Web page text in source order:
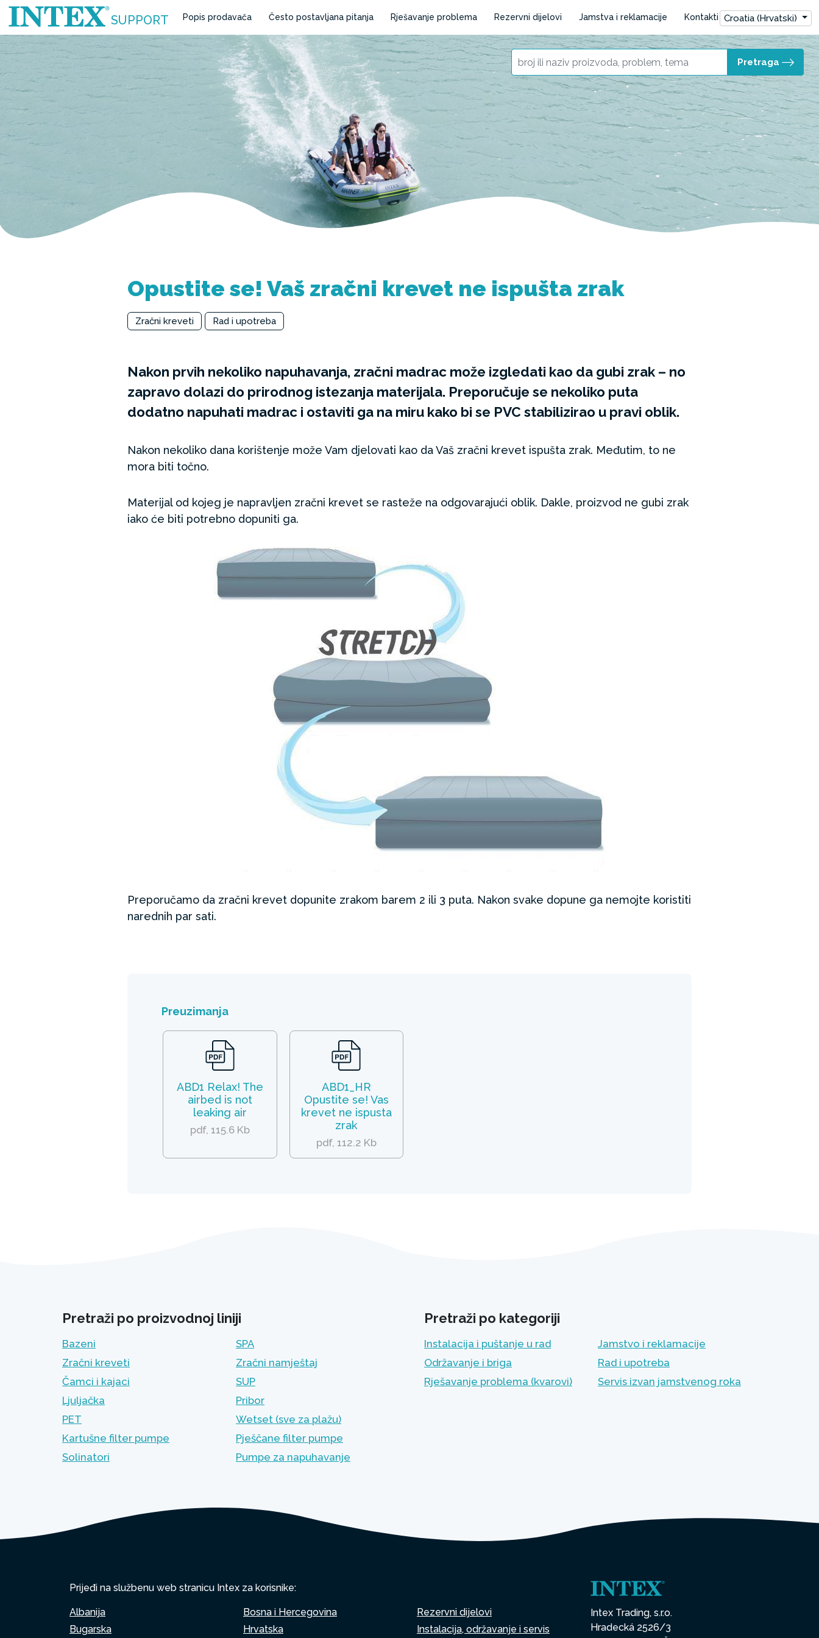
SUPPORT Popis prodavača Često postavljana pitanja Rješavanje problema Rezervni dijelovi Jamstva i reklamacije Kontakti Croatia (Hrvatski)
Pretraga
Opustite se! Vaš zračni krevet ne ispušta zrak
Zračni kreveti Rad i upotreba
Nakon prvih nekoliko napuhavanja, zračni madrac može izgledati kao da gubi zrak – no
zapravo dolazi do prirodnog istezanja materijala. Preporučuje se nekoliko puta
dodatno napuhati madrac i ostaviti ga na miru kako bi se PVC stabilizirao u pravi oblik.
Nakon nekoliko dana korištenje može Vam djelovati kao da Vaš zračni krevet ispušta zrak. Međutim, to ne
mora biti točno.
Materijal od kojeg je napravljen zračni krevet se rasteže na odgovarajući oblik. Dakle, proizvod ne gubi zrak
iako će biti potrebno dopuniti ga.
Preporučamo da zračni krevet dopunite zrakom barem 2 ili 3 puta. Nakon svake dopune ga nemojte koristiti
narednih par sati.
Preuzimanja
ABD1 Relax! The
airbed is not
leaking air
pdf, 115.6 Kb
ABD1_HR
Opustite se! Vas
krevet ne ispusta
zrak
pdf, 112.2 Kb
Pretraži po proizvodnoj liniji
Bazeni
SPA
Zračni kreveti
Zračni namještaj
Čamci i kajaci
SUP
Ljuljačka
Pribor
PET
Wetset (sve za plažu)
Kartušne filter pumpe
Pješčane filter pumpe
Solinatori
Pumpe za napuhavanje
Pretraži po kategoriji
Instalacija i puštanje u rad
Jamstvo i reklamacije
Održavanje i briga
Rad i upotreba
Rješavanje problema (kvarovi)
Servis izvan jamstvenog roka
Prijeđi na službenu web stranicu Intex za korisnike:
Albanija
Bosna i Hercegovina
Bugarska
Hrvatska
Rezervni dijelovi
Instalacija, održavanje i servis
Intex Trading, s.r.o.
Hradecká 2526/3